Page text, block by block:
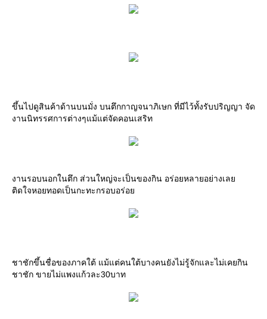
ขึ้นไปดูสินค้าด้านบนมั่ง บนตึกกาญจนาภิเษก ที่มีไว้ทั้งรับปริญญา จัด
งานนิทรรศการต่างๆแม้แต่จัดคอนเสริท
งานรอบนอกในตึก ส่วนใหญ่จะเป็นของกิน อร่อยหลายอย่างเล
ติดใจหอยทอดเป็นกะทะกรอบอร่อ
ชาชักขึ้นชื่อของภาคใต้ แม้แต่คนใต้บางคนยังไม่รู้จักและไม่เคยกิน
ชาชัก ขายไม่แพงแก้วละ30บาท